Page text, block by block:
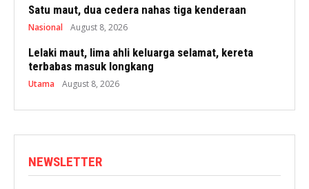
Satu maut, dua cedera nahas tiga kenderaan
Nasional August 8, 2026
Lelaki maut, lima ahli keluarga selamat, kereta
terbabas masuk longkang
Utama August 8, 2026
NEWSLETTER